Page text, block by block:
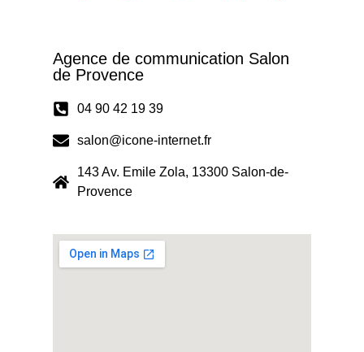
Agence de communication Salon
de Provence
04 90 42 19 39
salon@icone-internet.fr
143 Av. Emile Zola, 13300 Salon-de-
Provence